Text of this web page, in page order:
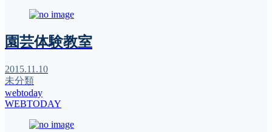
園芸体験教室
2015.11.10
未分類
webtoday
WEBTODAY